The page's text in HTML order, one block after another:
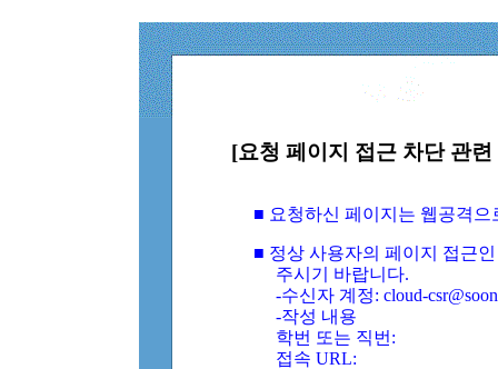
[요청 페이지 접근 차단 관
■ 요청하신 페이지는 웹공격
■ 정상 사용자의 페이지 접근
주시기 바랍니다.
-수신자 계정: cloud-
-작성 내용
학번 또는 직번:
접속 URL: